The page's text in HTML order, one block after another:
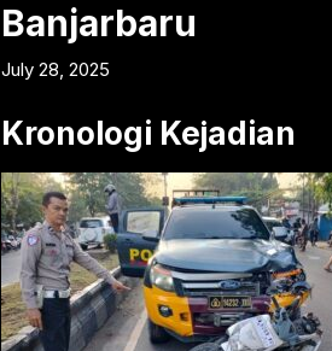
Banjarbaru
July 28, 2025
Kronologi Kejadian